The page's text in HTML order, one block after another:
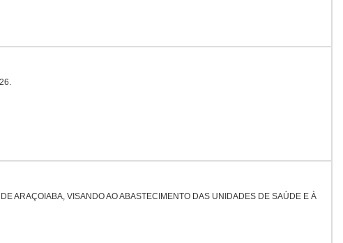
ARAÇOIABA, VISANDO AO ABASTECIMENTO DAS UNIDADES DE SAÚDE E À